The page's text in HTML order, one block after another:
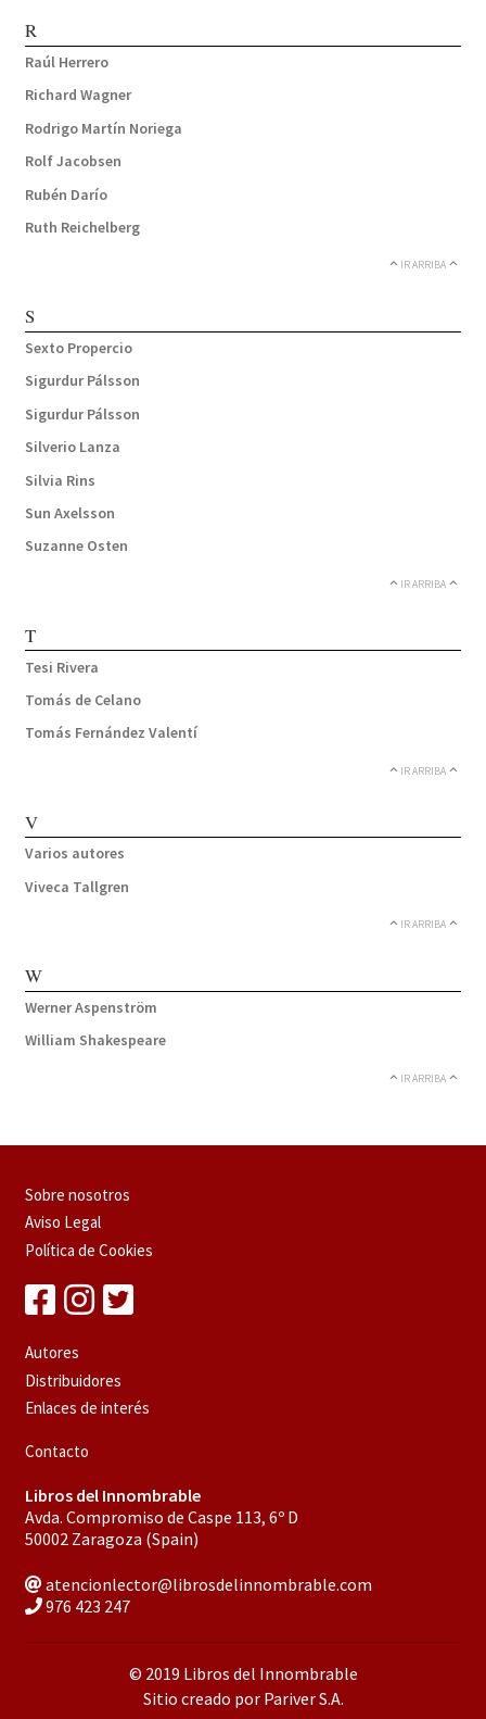
R
Raúl Herrero
Richard Wagner
Rodrigo Martín Noriega
Rolf Jacobsen
Rubén Darío
Ruth Reichelberg
IR ARRIBA
S
Sexto Propercio
Sigurdur Pálsson
Sigurdur Pálsson
Silverio Lanza
Silvia Rins
Sun Axelsson
Suzanne Osten
IR ARRIBA
T
Tesi Rivera
Tomás de Celano
Tomás Fernández Valentí
IR ARRIBA
V
Varios autores
Viveca Tallgren
IR ARRIBA
W
Werner Aspenström
William Shakespeare
IR ARRIBA
Sobre nosotros
Aviso Legal
Política de Cookies
Autores
Distribuidores
Enlaces de interés
Contacto
Libros del Innombrable
Avda. Compromiso de Caspe 113, 6º D
50002 Zaragoza (Spain)
atencionlector@librosdelinnombrable.com
976 423 247
© 2019 Libros del Innombrable
Sitio creado por Pariver S.A.